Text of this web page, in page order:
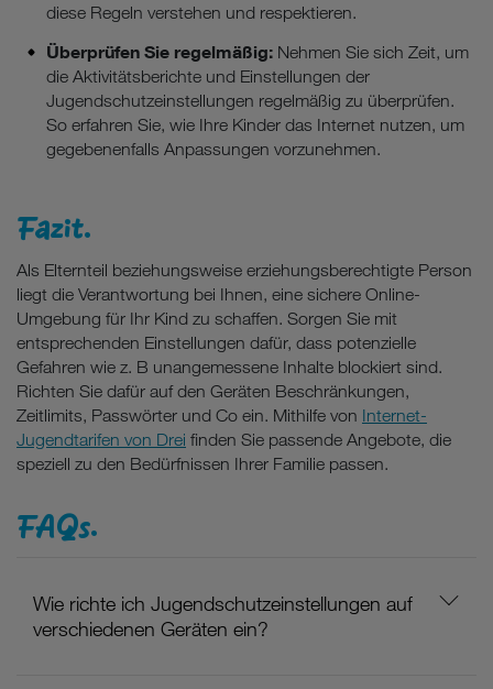
diese Regeln verstehen und respektieren.
Überprüfen Sie regelmäßig: Nehmen Sie sich Zeit, um
die Aktivitätsberichte und Einstellungen der
Jugendschutzeinstellungen regelmäßig zu überprüfen.
So erfahren Sie, wie Ihre Kinder das Internet nutzen, um
gegebenenfalls Anpassungen vorzunehmen.
Fazit.
Als Elternteil beziehungsweise erziehungsberechtigte Person
liegt die Verantwortung bei Ihnen, eine sichere Online-
Umgebung für Ihr Kind zu schaffen. Sorgen Sie mit
entsprechenden Einstellungen dafür, dass potenzielle
Gefahren wie z. B unangemessene Inhalte blockiert sind.
Richten Sie dafür auf den Geräten Beschränkungen,
Zeitlimits, Passwörter und Co ein. Mithilfe von Internet-
Jugendtarifen von Drei finden Sie passende Angebote, die
speziell zu den Bedürfnissen Ihrer Familie passen.
FAQs.
Wie richte ich Jugendschutzeinstellungen auf
verschiedenen Geräten ein?